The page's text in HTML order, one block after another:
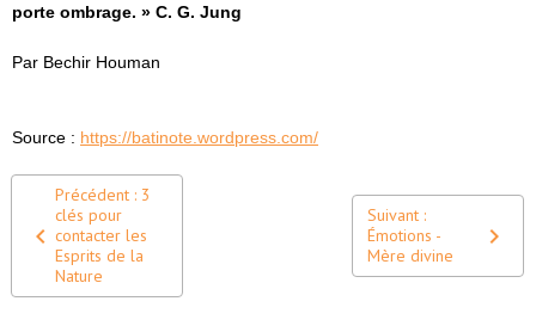
porte ombrage. » C. G. Jung
Par Bechir Houman
Source : https://batinote.wordpress.com/
Précédent : 3
clés pour
contacter les
Esprits de la
Nature
Suivant :
Émotions -
Mère divine